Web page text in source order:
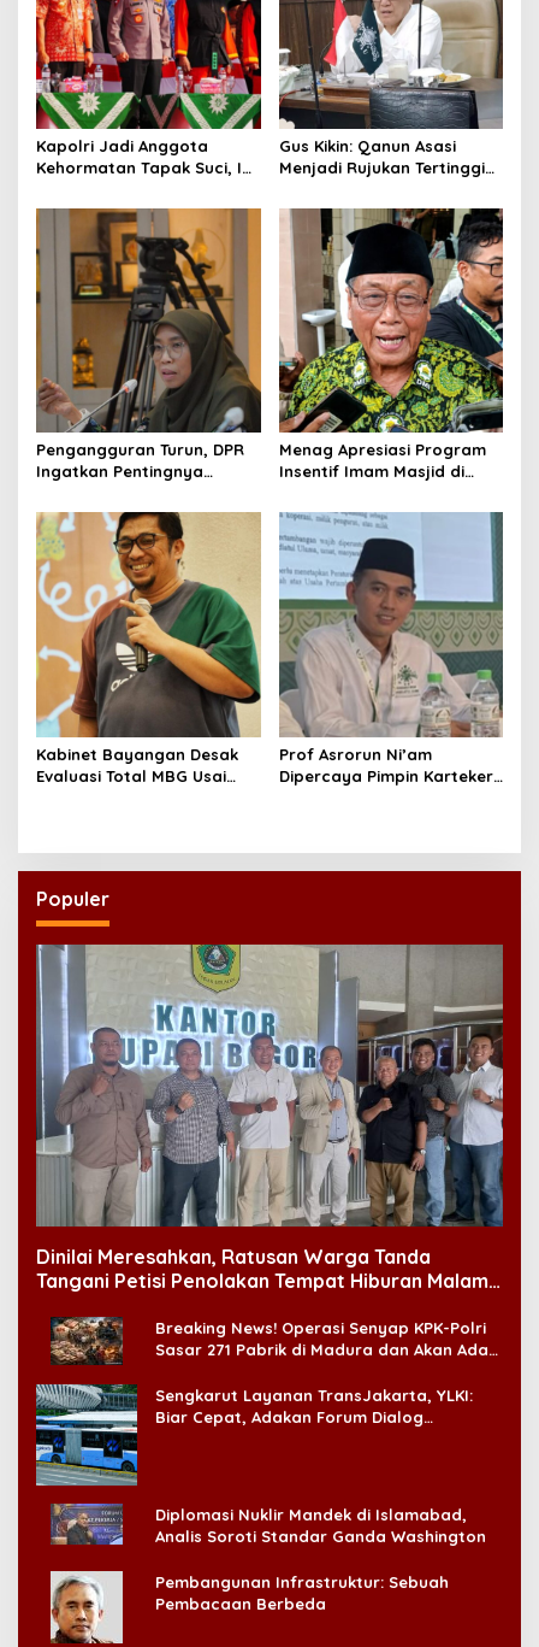
Kapolri Jadi Anggota
Kehormatan Tapak Suci, Ini
Gus Kikin: Qanun Asasi
Menjadi Rujukan Tertinggi
Pengangguran Turun, DPR
Ingatkan Pentingnya
yang Layak
Menag Apresiasi Program
Insentif Imam Masjid di
Model Nasional
Kabinet Bayangan Desak
Evaluasi Total MBG Usai
Prof Asrorun Ni’am
Dipercaya Pimpin Karteker
Populer
Dinilai Meresahkan, Ratusan Warga Tanda
Tangani Petisi Penolakan Tempat Hiburan Malam
Breaking News! Operasi Senyap KPK-Polri
Sasar 271 Pabrik di Madura dan Akan Ada
Sengkarut Layanan TransJakarta, YLKI:
Biar Cepat, Adakan Forum Dialog
Diplomasi Nuklir Mandek di Islamabad,
Analis Soroti Standar Ganda Washington
Pembangunan Infrastruktur: Sebuah
Pembacaan Berbeda